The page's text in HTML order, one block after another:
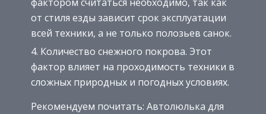
от стиля езды зависит срок эксплуатации
всей техники, а не только полозьев санок.
Количество снежного покрова. Этот
фактор влияет на проходимость техники в
сложных природных и погодных условиях.
Рекомендуем почитать: Автолюлька для